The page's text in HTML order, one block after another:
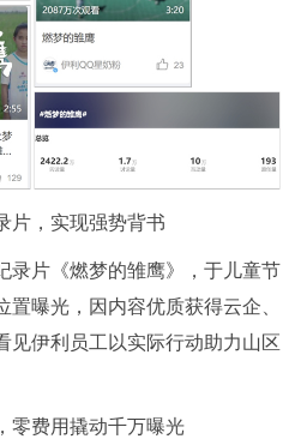
片，实现强势背书
片《燃梦的雏鹰》，于儿童节
曝光，因内容优质获得云企、
见伊利员工以实际行动助力山区
零费用撬动千万曝光